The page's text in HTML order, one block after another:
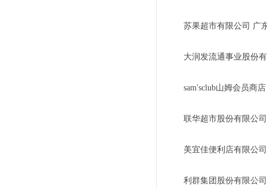
苏果超市有限公司 广
大润发流通事业股份
sam'sclub山姆会员商
联华超市股份有限公
美宜佳便利店有限公
利群集团股份有限公